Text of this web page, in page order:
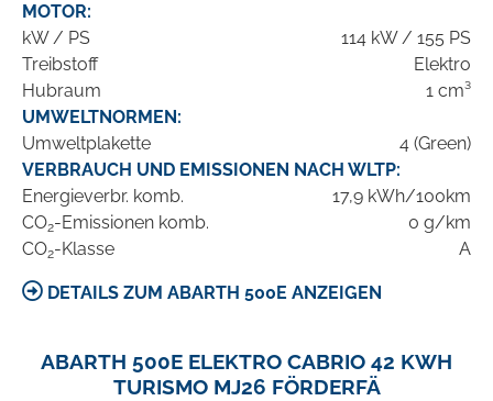
MOTOR:
kW / PS
114 kW / 155 PS
Treibstoff
Elektro
Hubraum
1 cm³
UMWELTNORMEN:
Umweltplakette
4 (Green)
VERBRAUCH UND EMISSIONEN NACH WLTP:
Energieverbr. komb.
17,9 kWh/100km
CO2-Emissionen komb.
0 g/km
CO2-Klasse A
DETAILS ZUM ABARTH 500E ANZEIGEN
ABARTH 500E ELEKTRO CABRIO 42 KWH
TURISMO MJ26 FÖRDERFÄ